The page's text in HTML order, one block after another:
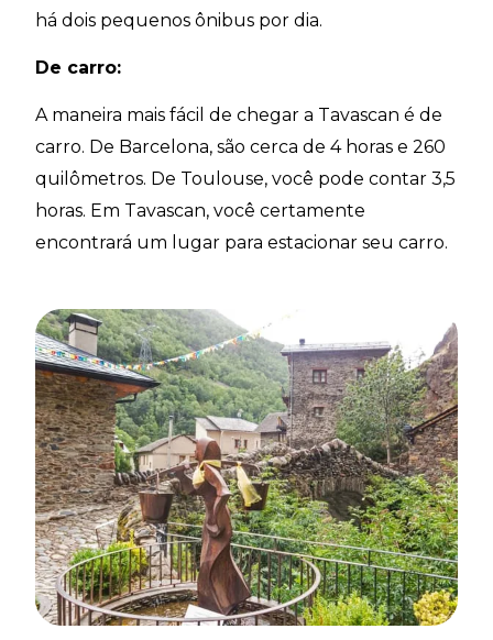
há dois pequenos ônibus por dia.
De carro:
A maneira mais fácil de chegar a Tavascan é de
carro. De Barcelona, são cerca de 4 horas e 260
quilômetros. De Toulouse, você pode contar 3,5
horas. Em Tavascan, você certamente
encontrará um lugar para estacionar seu carro.